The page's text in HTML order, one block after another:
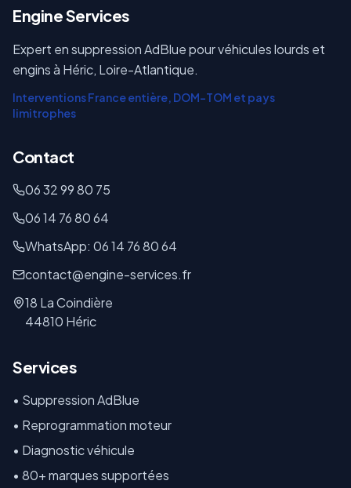
Engine Services
Expert en suppression AdBlue pour véhicules lourds et
engins à Héric, Loire-Atlantique.
Interventions France entière, DOM-TOM et pays
limitrophes
Contact
06 32 99 80 75
06 14 76 80 64
WhatsApp: 06 14 76 80 64
contact@engine-services.fr
18 La Coindière
44810 Héric
Services
• Suppression AdBlue
• Reprogrammation moteur
• Diagnostic véhicule
• 80+ marques supportées